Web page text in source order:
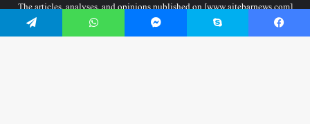
The articles, analyses, and opinions published on [www.aitebarnews.com]
solely represent the personal views and opinions of the authors. These views
do not necessarily reflect the stance of the Aitebar News management. Any
Facebook
Skype
Messenger
WhatsApp
Telegram